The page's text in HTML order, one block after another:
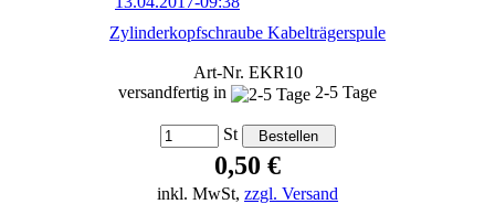
Zylinderkopfschraube Kabelträgerspule
Art-Nr. EKR10
versandfertig in
2-5 Tage
St
0,50 €
inkl. MwSt, zzgl. Versand